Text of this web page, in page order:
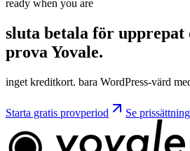
ready when you are
sluta betala för upprepat
prova Yovale.
inget kreditkort. bara WordPress-värd
Starta gratis provperiod Se prissättning